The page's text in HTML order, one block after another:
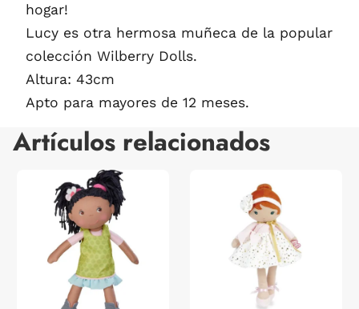
hogar!
Lucy es otra hermosa muñeca de la popular
colección Wilberry Dolls.
Altura: 43cm
Apto para mayores de 12 meses.
Artículos relacionados